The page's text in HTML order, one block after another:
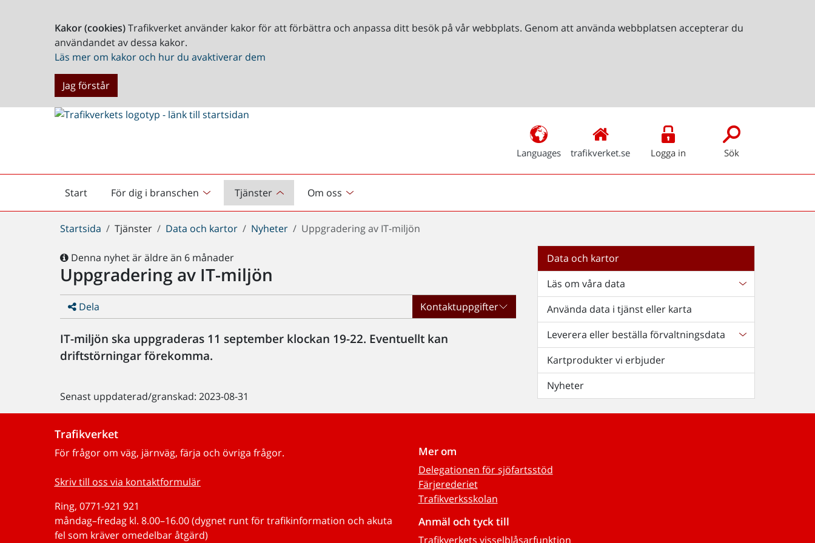
Kakor (cookies)Trafikverket använder kakor för att förbättra och anpassa ditt besök på vår webbplats. Genom att använda webbplatsen accepterar du
användandet av dessa kakor.
Läs mer om kakor och hur du avaktiverar dem
Jag förstår
Languages trafikverket.se Logga in Sök
Start
Startsida För dig i branschen Tjänster Om oss
Du
här:
Startsida Tjänster Data och kartor Nyheter Uppgradering av IT-miljön
Denna nyhet är äldre än 6 månader
Uppgradering av IT-miljön
Dela Kontaktuppgifter
IT-miljön ska uppgraderas 11 september klockan 19-22. Eventuellt kan
driftstörningar förekomma.
Senast uppdaterad/granskad: 2023-08-31
Data och kartor
Läs om våra data
Använda data i tjänst eller karta
Leverera eller beställa förvaltningsdata
Kartprodukter vi erbjuder
Nyheter
Trafikverket
För frågor om väg, järnväg, färja och övriga frågor.
Skriv till oss via kontaktformulär
Ring, 0771-921 921
måndag–fredag kl. 8.00–16.00 (dygnet runt för trafikinformation och akuta
fel som kräver omedelbar åtgärd)
Mer om
Delegationen för sjöfartsstöd
Färjerederiet
Trafikverksskolan
Anmäl och tyck till
Trafikverkets visselblåsarfunktion